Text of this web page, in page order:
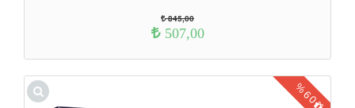
845,00
507,00
%
60